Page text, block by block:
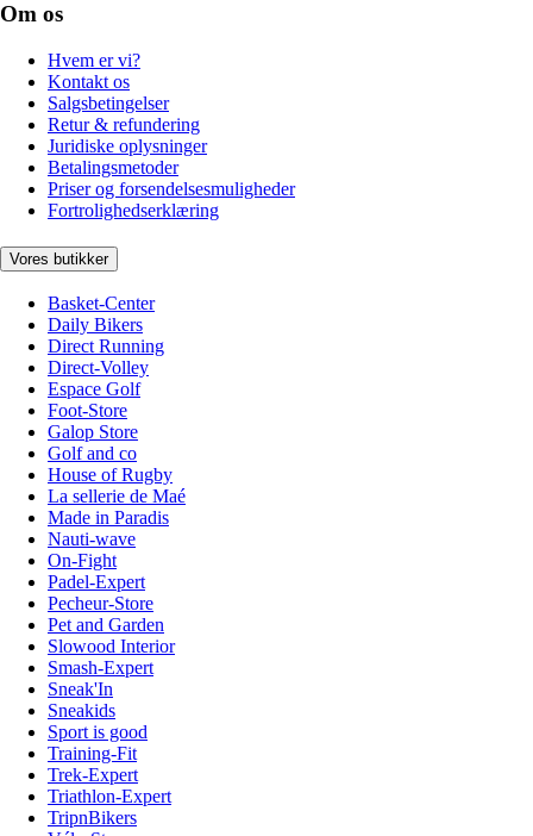
Om os
Hvem er vi?
Kontakt os
Salgsbetingelser
Retur & refundering
Juridiske oplysninger
Betalingsmetoder
Priser og forsendelsesmuligheder
Fortrolighedserklæring
Vores butikker
Basket-Center
Daily Bikers
Direct Running
Direct-Volley
Espace Golf
Foot-Store
Galop Store
Golf and co
House of Rugby
La sellerie de Maé
Made in Paradis
Nauti-wave
On-Fight
Padel-Expert
Pecheur-Store
Pet and Garden
Slowood Interior
Smash-Expert
Sneak'In
Sneakids
Sport is good
Training-Fit
Trek-Expert
Triathlon-Expert
TripnBikers